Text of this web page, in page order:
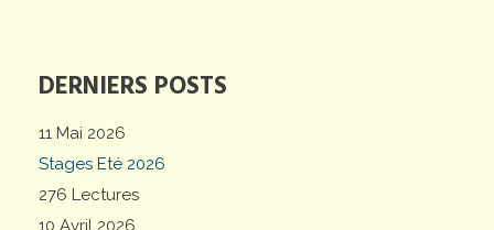
DERNIERS POSTS
11 Mai 2026
Stages Eté 2026
276 Lectures
10 Avril 2026